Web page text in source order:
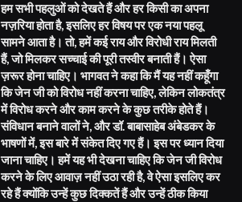
हम सभी पहलुओं को देखते हैं और हर किसी का अपना
नज़रिया होता है, इसलिए हर विषय पर एक नया पहलू
सामने आता है। तो, हमें कई राय और विरोधी राय मिलती
हैं, जो मिलकर सच्चाई की पूरी तस्वीर बनाती हैं। ऐसा
ज़रूर होना चाहिए। भागवत ने कहा कि मैं यह नहीं कहूँगा
कि जेन जी को विरोध नहीं करना चाहिए, लेकिन लोकतंत्र
में विरोध करने और काम करने के कुछ तरीके होते हैं।
संविधान बनाने वालों ने, और डॉ. बाबासाहेब अंबेडकर के
भाषणों में, इस बारे में संकेत दिए गए हैं। इस पर ध्यान दिया
जाना चाहिए। हमें यह भी देखना चाहिए कि जेन जी विरोध
करने के लिए आवाज़ नहीं उठा रही है, वे ऐसा इसलिए कर
रहे हैं क्योंकि उन्हें कुछ दिक्कतें हैं और उन्हें ठीक किया